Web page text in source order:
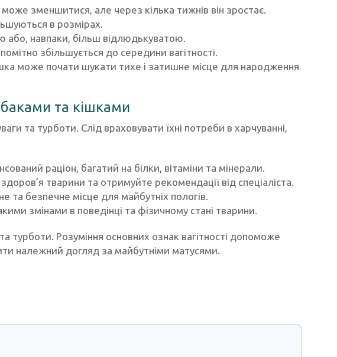
зменшитися, але через кілька тижнів він зростає.
в розмірах.
або, навпаки, більш відлюдькуватою.
збільшується до середини вагітності.
може почати шукати тихе і затишне місце для народження
та кішками
та турботи. Слід враховувати їхні потреби в харчуванні,
раціон, багатий на білки, вітаміни та мінерали.
тварини та отримуйте рекомендації від спеціаліста.
безпечне місце для майбутніх пологів.
змінами в поведінці та фізичному стані тварини.
турботи. Розуміння основних ознак вагітності допоможе
належний догляд за майбутніми матусями.